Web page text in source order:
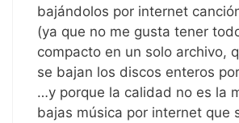
bajándolos por internet
(ya que no me gusta tener
compacto en un solo archivo,
se bajan los discos enteros
…y porque la calidad no es la
bajas música por internet que